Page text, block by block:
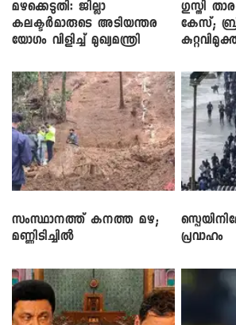
മഴക്കെടുതി: ജില്ലാ
കലക്ടർമാരുടെ അടിയന്തര
യോഗം വിളിച്ച് മുഖ്യമന്ത്രി
​ഗുസ്തി
കേസ്;
സംസ്ഥാനത്ത് കനത്ത മഴ;
മണ്ണിടിച്ചിൽ
പ്രവാഹം